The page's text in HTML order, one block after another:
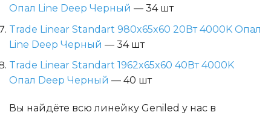
Опал Line Deep Черный — 34 шт
Trade Linear Standart 980x65x60 20Вт 4000K Опал
Line Deep Черный — 34 шт
Trade Linear Standart 1962x65x60 40Вт 4000K
Опал Deep Черный — 40 шт
Вы найдёте всю линейку Geniled у нас в